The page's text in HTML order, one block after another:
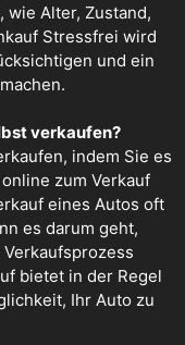
Alter, Zustand,
Stressfrei wird
und ein
verkaufen?
indem Sie es
zum Verkauf
eines Autos oft
es darum geht,
bietet in der Regel
Ihr Auto zu